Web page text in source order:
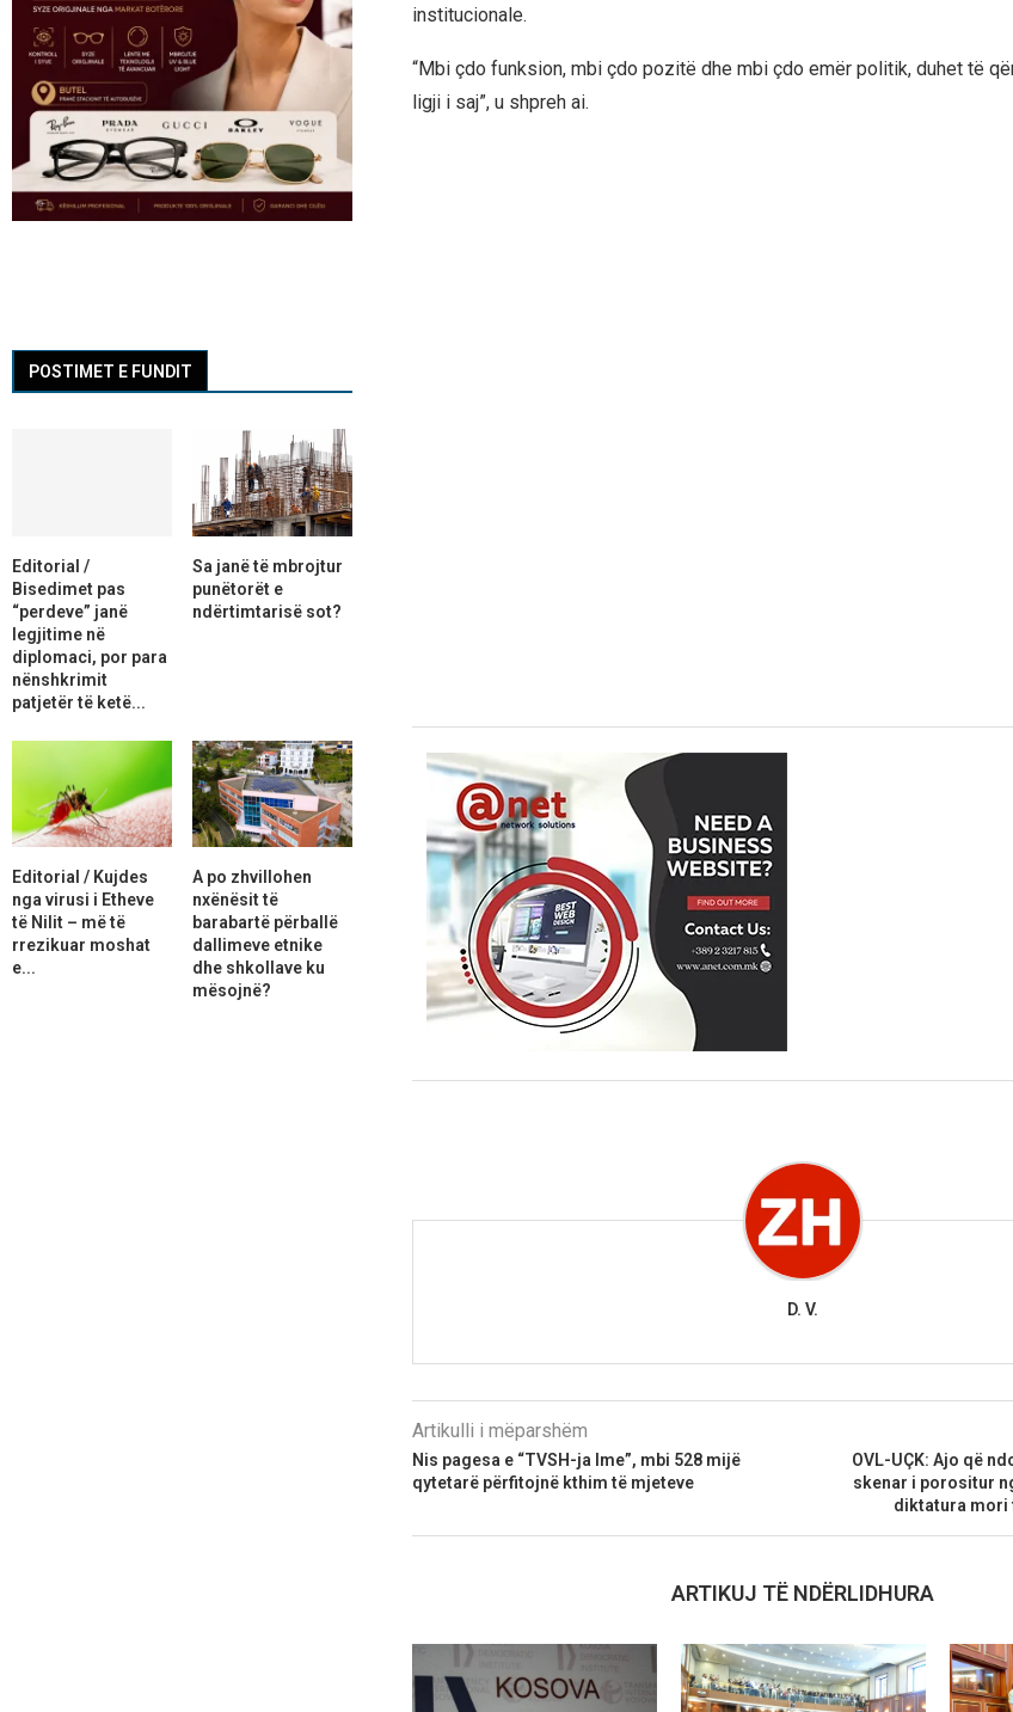
institucionale.
“Mbi çdo funksion, mbi çdo pozitë dhe mbi çdo emër politik, duhet të
ligji i saj”, u shpreh ai.
D. V.
Artikulli i mëparshëm
Nis pagesa e “TVSH-ja Ime”, mbi 528 mijë
qytetarë përfitojnë kthim të mjeteve
OVL-UÇK: Ajo që
skenar i porositur
diktatura mori
ARTIKUJ TË NDËRLIDHURA
POSTIMET E FUNDIT
Editorial /
Bisedimet pas
“perdeve” janë
legjitime në
diplomaci, por para
nënshkrimit
patjetër të ketë...
Sa janë të mbrojtur
punëtorët e
ndërtimtarisë sot?
Editorial / Kujdes
nga virusi i Etheve
të Nilit – më të
rrezikuar moshat
e...
A po zhvillohen
nxënësit të
barabartë përballë
dallimeve etnike
dhe shkollave ku
mësojnë?